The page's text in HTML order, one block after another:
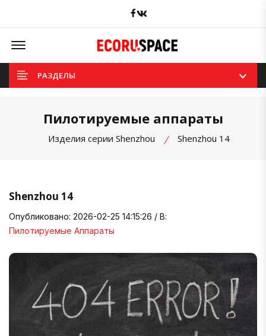
Facebook
Offcanvas Menu Open
РАЗДЕЛЫ
Пилотируемые аппараты
Изделия серии Shenzhou Shenzhou 14
Shenzhou 14
Опубликовано: 2026-02-25 14:15:26 / В:
Пилотируемые Аппараты